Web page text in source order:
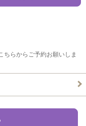
らからご予約お願いしま